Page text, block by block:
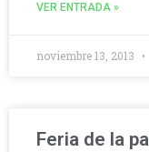
VER ENTRADA »
noviembre 13, 2013
Feria de la